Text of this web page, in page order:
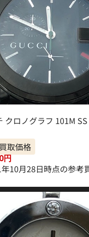
クロノグラフ 101M SS
取価格
円
10月28日時点の参考